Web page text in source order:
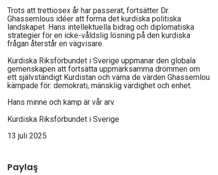
Trots att trettiosex år har passerat, fortsätter Dr.
Ghassemlous idéer att forma det kurdiska politiska
landskapet. Hans intellektuella bidrag och diplomatiska
strategier för en icke-våldslig lösning på den kurdiska
frågan återstår en vägvisare.
Kurdiska Riksförbundet i Sverige uppmanar den globala
gemenskapen att fortsätta uppmärksamma drömmen om
ett självständigt Kurdistan och värna de värden Ghassemlou
kämpade för: demokrati, mänsklig värdighet och enhet.
Hans minne och kamp är vår arv.
Kurdiska Riksförbundet i Sverige
13 juli 2025
Paylaş